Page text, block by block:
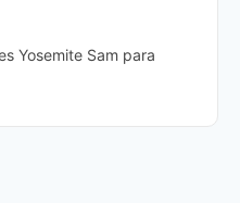
Yosemite Sam para